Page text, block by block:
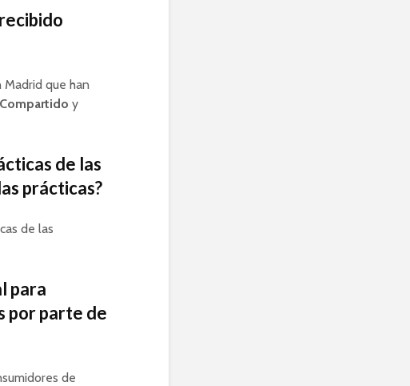
Madrid que han
y
de las
prácticas?
de las
para
por parte de
de